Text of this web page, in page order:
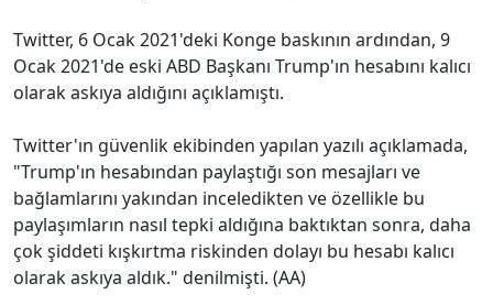
Twitter, 6 Ocak 2021'deki Konge baskının ardından, 9
Ocak 2021'de eski ABD Başkanı Trump'ın hesabını kalıcı
olarak askıya aldığını açıklamıştı.
Twitter'ın güvenlik ekibinden yapılan yazılı açıklamada,
"Trump'ın hesabından paylaştığı son mesajları ve
bağlamlarını yakından inceledikten ve özellikle bu
paylaşımların nasıl tepki aldığına baktıktan sonra, daha
çok şiddeti kışkırtma riskinden dolayı bu hesabı kalıcı
olarak askıya aldık." denilmişti. (AA)